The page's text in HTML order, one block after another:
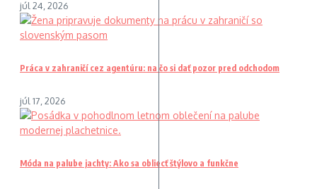
júl 24, 2026
Práca v zahraničí cez agentúru: na čo si dať pozor pred odchodom
júl 17, 2026
Móda na palube jachty: Ako sa obliecť štýlovo a funkčne